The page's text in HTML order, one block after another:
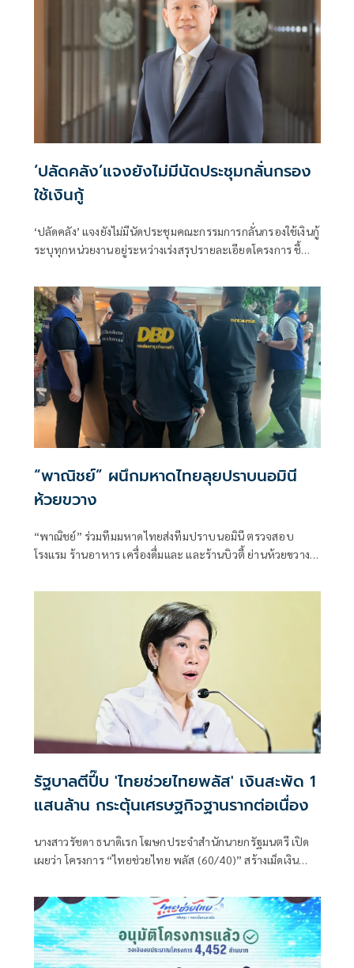
‘ปลัดคลัง’แจงยังไม่มีนัดประชุมกลั่นกรอง
ใช้เงินกู้
‘ปลัดคลัง’ แจงยังไม่มีนัดประชุมคณะกรรมการกลั่นกรองใช้เงินกู้
ระบุทุกหน่วยงานอยู่ระหว่างเร่งสรุปรายละเอียดโครงการ ชี้
เก็บตกรายละเอียดก่อนชงคณะกรรมการกลั่นกรองฯ พิจารณา
พร้อมยืนยันภายใน ก.ย. 69 ต้องได้ข้อสรุปทุกโครงการ
“พาณิชย์” ผนึกมหาดไทยลุยปราบนอมินี
ห้วยขวาง
“พาณิชย์” ร่วมทีมมหาดไทยส่งทีมปราบนอมินี ตรวจสอบ
โรงแรม ร้านอาหาร เครื่องดื่มและ และร้านบิวตี้ ย่านห้วยขวาง
บางรายอ้างผู้มีอำนาจขอเคลียร์ทางโทรศัพท์ ส่วนบริษัทที่ดูแล
ธุรกิจ พบเป็นนอมินี เหตุสำนักงานกฎหมายและสำนักงานบัญชี
ดำเนินการจัดตั้งและหาผู้ถือหุ้นคนไทยให้
รัฐบาลตีปี๊บ 'ไทยช่วยไทยพลัส' เงินสะพัด 1
แสนล้าน กระตุ้นเศรษฐกิจฐานรากต่อเนื่อง
นางสาวรัชดา ธนาดิเรก โฆษกประจำสำนักนายกรัฐมนตรี เปิด
เผยว่า โครงการ “ไทยช่วยไทย พลัส (60/40)” สร้างเม็ดเงิน
ข้อมูล ณ วันที่ 9 สิงหาคม 2569 เวลา 23.00 น. มียอดใช้จ่ายรวม
106,630.53 ล้านบาท จากผู้ได้รับสิทธิ 26,040,623 ราย และมี
ร้านค้าเข้าร่วมโครงการ 1,099,641 ร้านค้า สะท้อนการกระจา
ยกำลังซื้อไปยังร้านค้า ผู้ประกอบการรายย่อย และเศรษฐกิจ